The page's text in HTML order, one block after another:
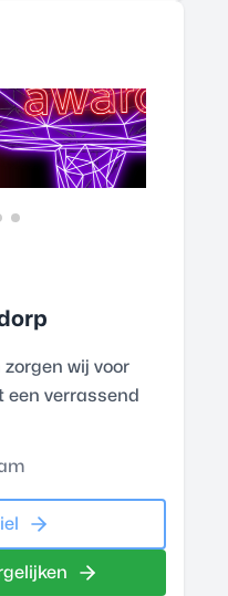
wij voor
verrassend